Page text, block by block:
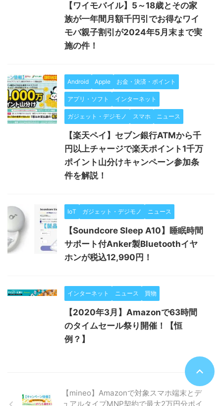
【ワイモバイル】5～18歳とその家
族が一年間月額千円引でお得なワイ
モバ親子割引が2024年5月末まで実
施の件！
Android Apple お金・決済・ポイント
アプリ・ソフト インターネット
ガジェット・デジモノ スマホ ニュース
【楽天ペイ】セブン銀行ATMから千
円以上チャージで楽天ポイント1千万
ポイント山分けキャンペーン参加条
件を解説！
IoT ガジェット・デジモノ ニュース
【Soundcore Sleep A10】睡眠時間
サポート付Anker製Bluetoothイヤ
ホンが税込12,990円！
インターネット ニュース 買物
【2020年3月】Amazonで63時間
のタイムセール祭り開催！【恒
例？】
【mineo】Amazonで対象スマホ端末とデ
ュアルタイプMNP契約で最大2万円分ポイ